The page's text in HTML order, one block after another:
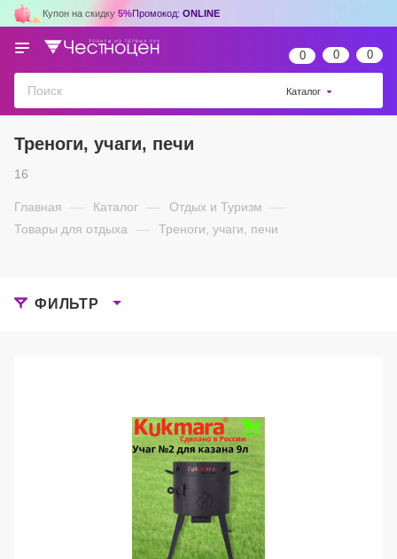
Купон на скидку 5%Промокод: ONLINE
0 0 0
Каталог
Треноги, учаги, печи
16
Главная — Каталог — Отдых и Туризм —
Товары для отдыха — Треноги, учаги, печи
ФИЛЬТР